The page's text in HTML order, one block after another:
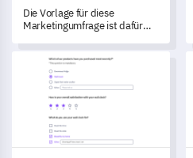
Die Vorlage für diese
Marketingumfrage ist dafür
Einblicke zu geben und Ihre
Marketingstrategien zu
verändern.
Funktion Anfrage Vorlage